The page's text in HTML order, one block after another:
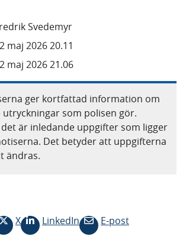
Svedemyr
maj 2026 20.11
maj 2026 21.06
ger kortfattad information om
utryckningar som polisen gör.
är inledande uppgifter som ligger
Det betyder att uppgifterna
ändras.
X LinkedIn E-post